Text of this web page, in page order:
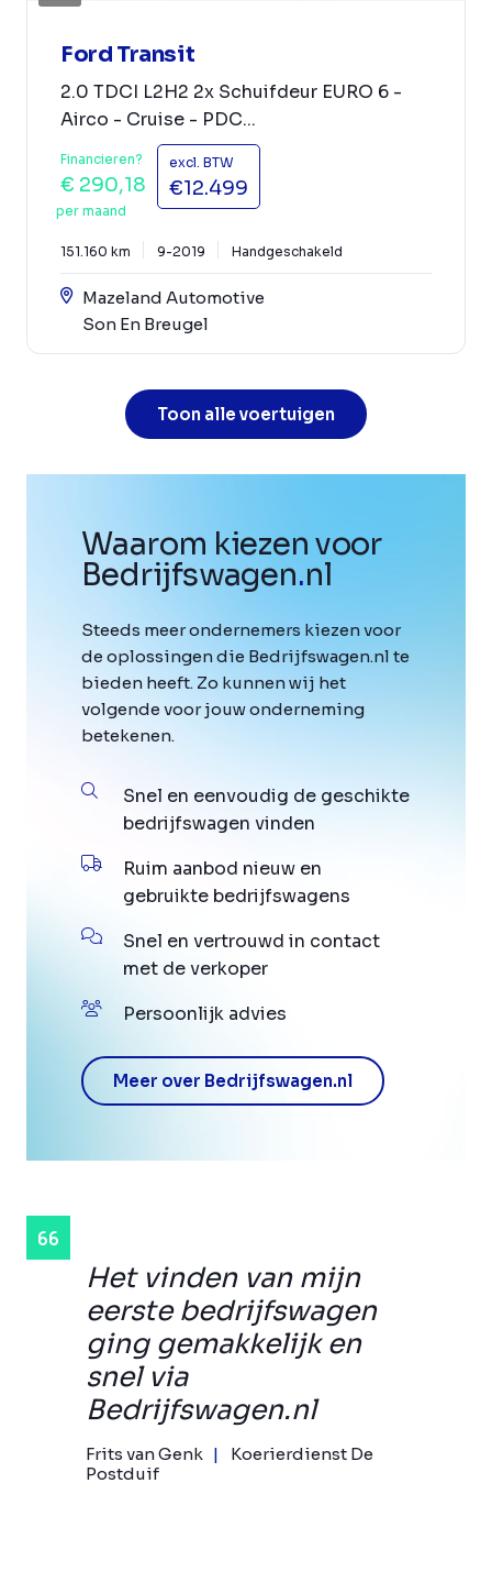
Ford Transit
2.0 TDCI L2H2 2x Schuifdeur EURO 6 -
Airco - Cruise - PDC...
Financieren?
€ 290,18
per maand
excl. BTW
€12.499
151.160 km 9-2019 Handgeschakeld
Mazeland Automotive
Son En Breugel
Toon alle voertuigen
Het vinden van mijn
eerste bedrijfswagen
ging gemakkelijk en
snel via
Bedrijfswagen.nl
Frits van Genk
Koerierdienst De
Postduif
Waarom kiezen voor
Bedrijfswagen.nl
Steeds meer ondernemers kiezen voor
de oplossingen die Bedrijfswagen.nl te
bieden heeft. Zo kunnen wij het
volgende voor jouw onderneming
betekenen.
Snel en eenvoudig de geschikte
bedrijfswagen vinden
Ruim aanbod nieuw en
gebruikte bedrijfswagens
Snel en vertrouwd in contact
met de verkoper
Persoonlijk advies
Meer over Bedrijfswagen.nl